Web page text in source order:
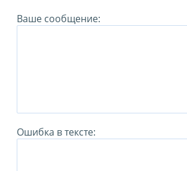
Ваше сообщение:
Ошибка в тексте: